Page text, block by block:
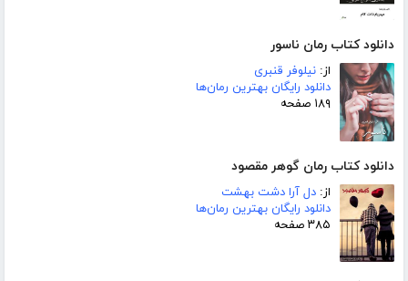
دانلود کتاب رمان ناسور
از: نیلوفر قنبری
دانلود رایگان بهترین رمان‌ها
۱۸۹ صفحه
دانلود کتاب رمان گوهر مقصود
از: دل آرا دشت بهشت
دانلود رایگان بهترین رمان‌ها
۳۸۵ صفحه